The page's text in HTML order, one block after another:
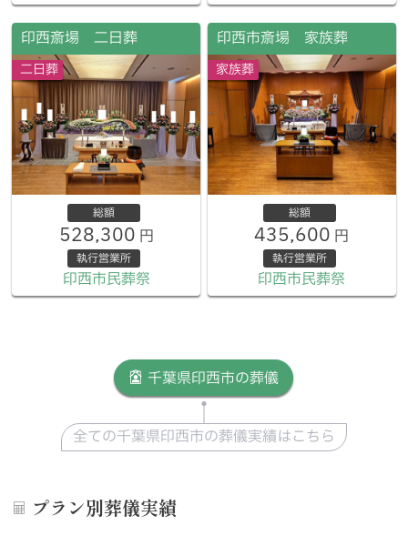
印西斎場 二日葬
二日葬
総額
528,300 円
執行営業所
印西市民葬祭
印西市斎場 家族葬
家族葬
総額
435,600 円
執行営業所
印西市民葬祭
千葉県印西市の葬儀
全ての千葉県印西市の葬儀実績はこちら
プラン別葬儀実績